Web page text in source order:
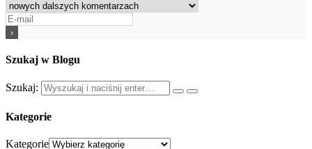
Szukaj w Blogu
Szukaj:
Kategorie
Kategorie